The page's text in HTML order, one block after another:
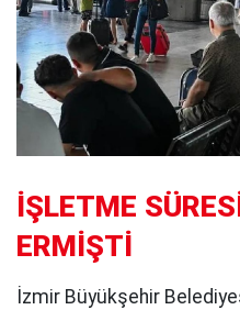
İŞLETME
ERMİŞTİ
İzmir Büyükşehir